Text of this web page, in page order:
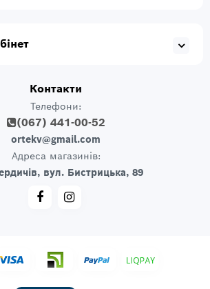
Контакти
Телефони:
(067) 441-00-52
ortekv@gmail.com
Адреса магазинів:
вул. Бистрицька, 89